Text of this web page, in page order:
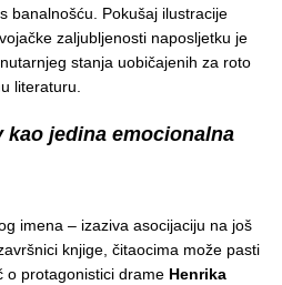
banalnošću. Pokušaj ilustracije
zaljubljenosti naposljetku je
stanja uobičajenih za roto
literaturu.
kao jedina emocionalna
imena – izaziva asocijaciju na još
knjige, čitaocima može pasti
o protagonistici drame Henrika